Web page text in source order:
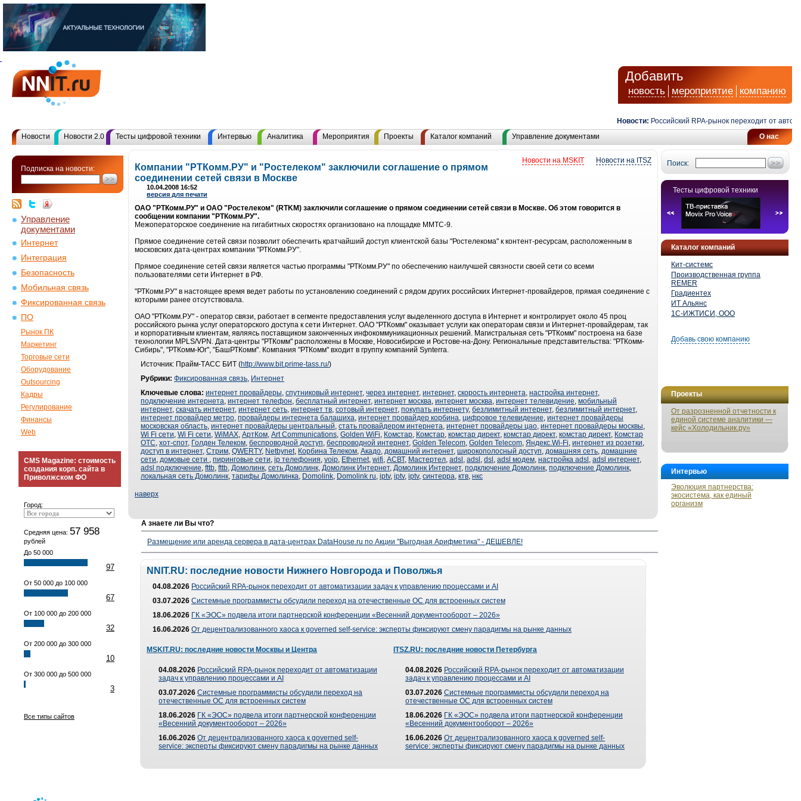
Добавить
новость мероприятие компанию
Новости: Российский RPA-рынок переходит от
О нас
Новости Новости 2.0 Тесты цифровой техники Интервью Аналитика Мероприятия Проекты Каталог компаний Управление документами
Подписка на новости:
Управление
документами
Интернет
Интеграция
Безопасность
Мобильная связь
Фиксированная связь
ПО
Рынок ПК
Маркетинг
Торговые сети
Оборудование
Outsourcing
Кадры
Регулирование
Финансы
Web
CMS Magazine: стоимость
создания корп. сайта в
Приволжском ФО
Город:
Средняя цена: 57 958
рублей
До 50 000
97
От 50 000 до 100 000
67
От 100 000 до 200 000
32
От 200 000 до 300 000
10
От 300 000 до 500 000
3
Все типы сайтов
Поиск:
Тесты цифровой техники
Каталог компаний
Кит-системс
Производственная группа
REMER
Градиентех
ИТ Альянс
1С-ИЖТИСИ, ООО
Добавь свою компанию
Проекты
От разрозненной отчетности к
единой системе аналитики —
кейс «Холодильник.ру»
Интервью
Эволюция партнерства:
экосистема, как единый
организм
Новости на ITSZ
Новости на MSKIT
Компании "РТКомм.РУ" и "Ростелеком" заключили соглашение о прямом
соединении сетей связи в Москве
10.04.2008 16:52
версия для печати
ОАО "РТКомм.РУ" и ОАО "Ростелеком" (RTKM) заключили соглашение о прямом соединении сетей связи в Москве. Об этом говорится в
сообщении компании "РТКомм.РУ".
Межоператорское соединение на гигабитных скоростях организовано на площадке ММТС-9.
Прямое соединение сетей связи позволит обеспечить кратчайший доступ клиентской базы "Ростелекома" к контент-ресурсам, расположенным в
московских дата-центрах компании "РТКомм.РУ".
Прямое соединение сетей связи является частью программы "РТКомм.РУ" по обеспечению наилучшей связности своей сети со всеми
пользователями сети Интернет в РФ.
"РТКомм.РУ" в настоящее время ведет работы по установлению соединений с рядом других российских Интернет-провайдеров, прямая соединение с
которыми ранее отсутствовала.
ОАО "РТКомм.РУ" - оператор связи, работает в сегменте предоставления услуг выделенного доступа в Интернет и контролирует около 45 проц
российского рынка услуг операторского доступа к сети Интернет. ОАО "РТКомм" оказывает услуги как операторам связи и Интернет-провайдерам, так
и корпоративным клиентам, являясь поставщиком законченных инфокоммуникационных решений. Магистральная сеть "РТКомм" построена на базе
технологии MPLS/VPN. Дата-центры "РТКомм" расположены в Москве, Новосибирске и Ростове-на-Дону. Региональные представительства: "РТКомм-
Сибирь", "РТКомм-Юг", "БашРТКомм". Компания "РТКомм" входит в группу компаний Synterra.
Источник: Прайм-ТАСС БИТ (http://www.bit.prime-tass.ru/)
Рубрики: Фиксированная связь, Интернет
Ключевые слова: интернет провайдеры, спутниковый интернет, через интернет, интернет, скорость интернета, настройка интернет,
подключение интернета, интернет телефон, бесплатный интернет, интернет москва, интернет москва, интернет телевидение, мобильный
интернет, скачать интернет, интернет сеть, интернет тв, сотовый интернет, покупать интернету, безлимитный интернет, безлимитный интернет,
интернет провайдер метро, провайдеры интернета балашиха, интернет провайдер корбина, цифровое телевидение, интернет провайдеры
московская область, интернет провайдеры центральный, стать провайдером интернета, интернет провайдеры цао, интернет провайдеры москвы,
Wi Fi сети, Wi Fi сети, WiMAX, АртКом, Art Communications, Golden WiFi, Комстар, Комстар, комстар директ, комстар директ, комстар директ, Комстар
ОТС, хот-спот, Голден Телеком, беспроводной доступ, беспроводной интернет, Golden Telecom, Golden Telecom, Яндекс.Wi-Fi, интернет из розетки,
доступ в интернет, Стрим, QWERTY, Netbynet, Корбина Телеком, Акадо, домашний интернет, широкополосный доступ, домашняя сеть, домашние
сети, домовые сети , пиринговые сети, ip телефония, voip, Ethernet, wifi, АСВТ, Мастертел, adsl , adsl , dsl , adsl модем, настройка adsl , adsl интернет,
adsl подключение, fttb, fttb, Домолинк, сеть Домолинк, Домолинк Интернет, Домолинк Интернет, подключение Домолинк, подключение Домолинк,
локальная сеть Домолинк, тарифы Домолинка, Domolink, Domolink ru, iptv, iptv, iptv, синтерра, ктв, нкс
наверх
А знаете ли Вы что?
Размещение или аренда сервера в дата-центрах DataHouse.ru по Акции "Выгодная Арифметика" - ДЕШЕВЛЕ!
NNIT.RU: последние новости Нижнего Новгорода и Поволжья
04.08.2026 Российский RPA-рынок переходит от автоматизации задач к управлению процессами и AI
03.07.2026 Системные программисты обсудили переход на отечественные ОС для встроенных систем
18.06.2026 ГК «ЭОС» подвела итоги партнерской конференции «Весенний документооборот – 2026»
16.06.2026 От децентрализованного хаоса к governed self-service: эксперты фиксируют смену парадигмы на рынке данных
MSKIT.RU: последние новости Москвы и Центра
04.08.2026 Российский RPA-рынок переходит от автоматизации
задач к управлению процессами и AI
03.07.2026 Системные программисты обсудили переход на
отечественные ОС для встроенных систем
18.06.2026 ГК «ЭОС» подвела итоги партнерской конференции
«Весенний документооборот – 2026»
16.06.2026 От децентрализованного хаоса к governed self-
service: эксперты фиксируют смену парадигмы на рынке данных
ITSZ.RU: последние новости Петербурга
04.08.2026 Российский RPA-рынок переходит от автоматизации
задач к управлению процессами и AI
03.07.2026 Системные программисты обсудили переход на
отечественные ОС для встроенных систем
18.06.2026 ГК «ЭОС» подвела итоги партнерской конференции
«Весенний документооборот – 2026»
16.06.2026 От децентрализованного хаоса к governed self-
service: эксперты фиксируют смену парадигмы на рынке данных